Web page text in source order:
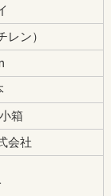
レン）
箱
会社